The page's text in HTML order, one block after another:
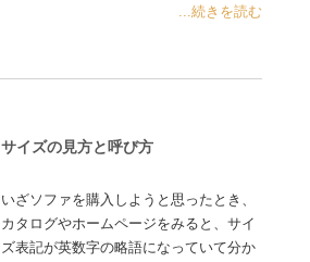
...続きを読む
サイズの見方と呼び方
いざソファを購入しようと思ったとき、
カタログやホームページをみると、サイ
ズ表記が英数字の略語になっていて分か